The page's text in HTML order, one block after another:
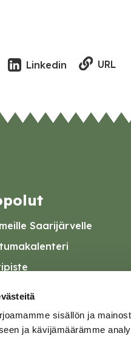
sisällön ja
ja kävijämäärämme
Linkedin URL
Saarijärvelle